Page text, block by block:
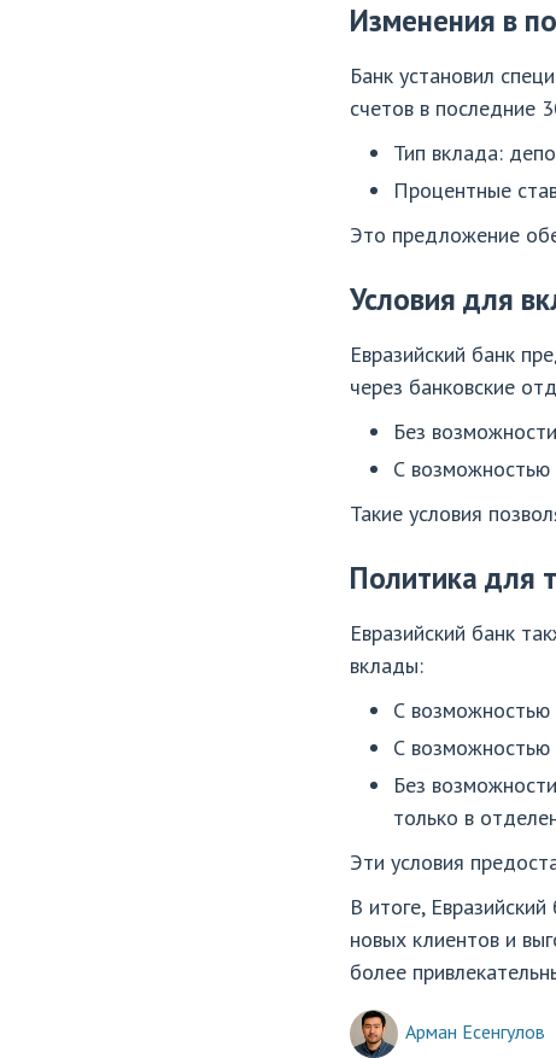
Изменения в
Банк установил
счетов в последние
Тип вклада:
Процентные
Это предложение
Условия для
Евразийский банк
через банковские
Без
С
Такие условия
Политика для
Евразийский банк
вклады:
С
С
Без
только в
Эти условия
В итоге,
новых клиентов и
более
Арман Есенгулов